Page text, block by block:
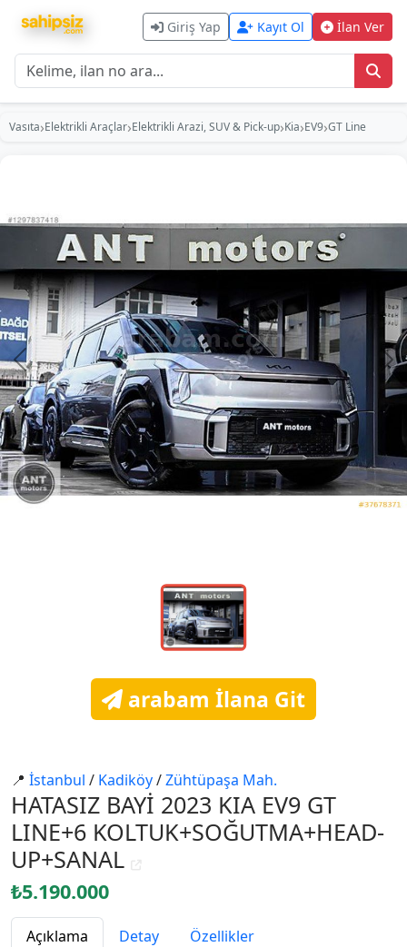
Giriş Yap Kayıt Ol İlan Ver
Vasıta›Elektrikli Araçlar›Elektrikli Arazi, SUV & Pick-up›Kia›EV9›GT Line
Önceki
arabam İlana Git
📍 İstanbul / Kadiköy/Zühtüpaşa Mah.
HATASIZ BAYİ 2023 KIA EV9 GT
LINE+6 KOLTUK+SOĞUTMA+HEAD-
UP+SANAL
₺5.190.000
Açıklama Detay
Özellikler